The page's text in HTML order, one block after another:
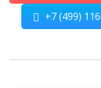
+7 (499)